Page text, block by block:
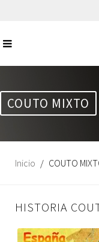
COUTO MIXTO
Inicio COUTO
HISTORIA